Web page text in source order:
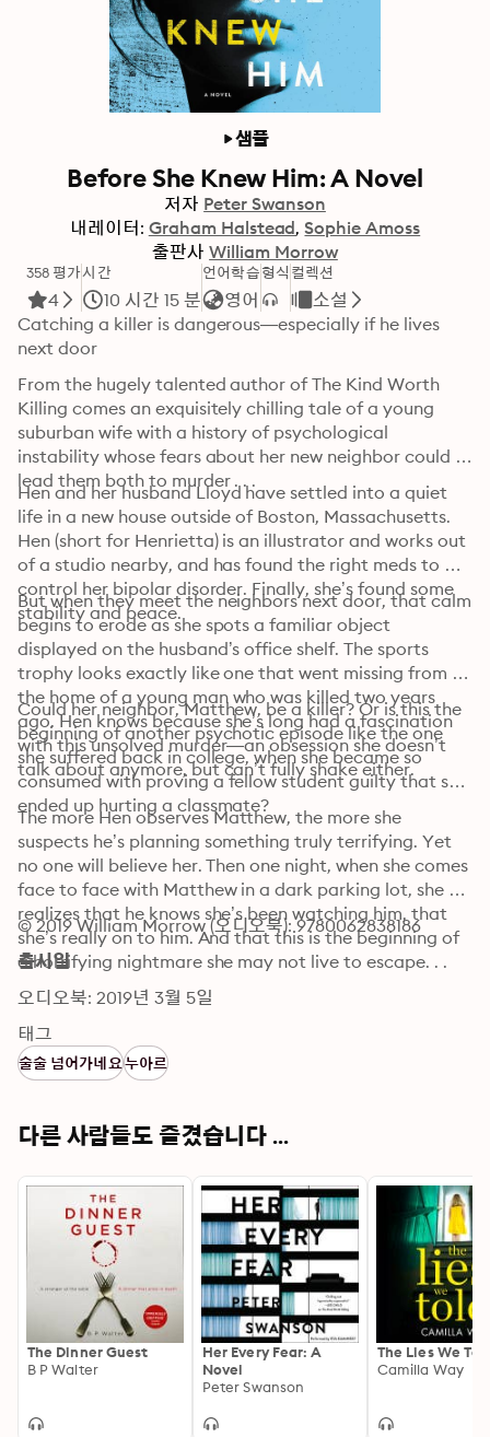
샘플
Before She Knew Him: A Novel
저자 Peter Swanson
내레이터: Graham Halstead Sophie Amoss
출판사 William Morrow
358 평가
4
시간
10 시간 15 분
언어학습
영어
형식 컬렉션
소설
Catching a killer is dangerous—especially if he lives
next door
From the hugely talented author of The Kind Worth
Killing comes an exquisitely chilling tale of a young
suburban wife with a history of psychological
instability whose fears about her new neighbor could
lead them both to murder . . .
Hen and her husband Lloyd have settled into a quiet
life in a new house outside of Boston, Massachusetts.
Hen (short for Henrietta) is an illustrator and works out
of a studio nearby, and has found the right meds to
control her bipolar disorder. Finally, she’s found some
stability and peace.
But when they meet the neighbors next door, that calm
begins to erode as she spots a familiar object
displayed on the husband’s office shelf. The sports
trophy looks exactly like one that went missing from
the home of a young man who was killed two years
ago. Hen knows because she’s long had a fascination
with this unsolved murder—an obsession she doesn’t
talk about anymore, but can’t fully shake either.
Could her neighbor, Matthew, be a killer? Or is this the
beginning of another psychotic episode like the one
she suffered back in college, when she became so
consumed with proving a fellow student guilty that she
ended up hurting a classmate?
The more Hen observes Matthew, the more she
suspects he’s planning something truly terrifying. Yet
no one will believe her. Then one night, when she comes
face to face with Matthew in a dark parking lot, she
realizes that he knows she’s been watching him, that
she’s really on to him. And that this is the beginning of
a horrifying nightmare she may not live to escape. . .
© 2019 William Morrow (오디오북): 9780062838186
출시일
오디오북: 2019년 3월 5일
태그
술술 넘어가네요누아르
다른 사람들도 즐겼습니다 ...
The Dinner Guest
B P Walter
Her Every Fear: A
Novel
Peter Swanson
The Lies We
Camilla Way